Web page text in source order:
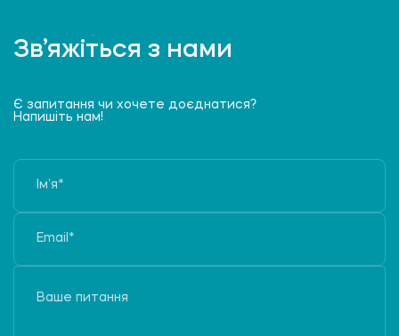
Зв’яжіться з нами
Є запитання чи хочете доєднатися?
Напишіть нам!